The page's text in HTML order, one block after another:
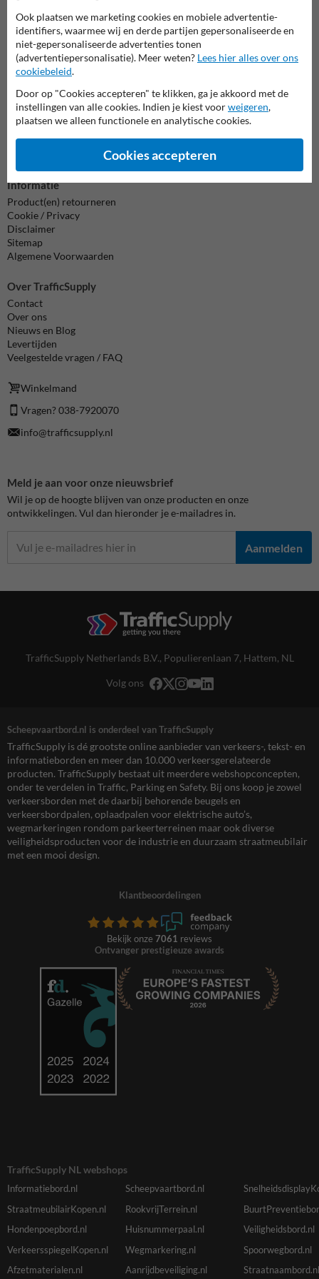
038-7920070 bereikbaar tot 17.00
Chat met ons
info@trafficsupply.nl
Informatie
Product(en) retourneren
Cookie / Privacy
Disclaimer
Sitemap
Algemene Voorwaarden
Over TrafficSupply
Contact
Over ons
Nieuws en Blog
Levertijden
Veelgestelde vragen / FAQ
Winkelmand
Vragen? 038-7920070
info@trafficsupply.nl
Meld je aan voor onze nieuwsbrief
Wil je op de hoogte blijven van onze producten en onze
ontwikkelingen. Vul dan hieronder je e-mailadres in.
Aanmelden
TrafficSupply Netherlands B.V., Populierenlaan 7, Hattem, NL
Volg ons
Scheepvaartbord.nl is onderdeel van TrafficSupply
TrafficSupply is dé grootste online aanbieder van verkeers-, tekst- en
informatieborden en meer dan 10.000 verkeersgerelateerde
producten. TrafficSupply bestaat uit meerdere webshopconcepten,
onder te verdelen in Traffic, Parking en Safety. Bij ons koop je zowel
verkeersborden met de daarbij behorende beugels en
verkeersbordpalen, oplaadpalen voor elektrische auto’s,
wegmarkeringen rondom parkeerterreinen maar ook diverse
veiligheidsproducten voor de industrie en duurzaam straatmeubilair
met een mooi design.
Klantbeoordelingen
Bekijk onze 7061 reviews
Ontvanger prestigieuze awards
TrafficSupply NL webshops
Informatiebord.nl Scheepvaartbord.nl
StraatmeubilairKopen.nl
RookvrijTerrein.nl
Hondenpoepbord.nl
Huisnummerpaal.nl
Veiligheidsbord.nl
VerkeersspiegelKopen.nl
Wegmarkering.nl
Spoorwegbord.nl
Afzetmaterialen.nl
Aanrijdbeveiliging.nl Straatnaambord.nl
Ook plaatsen we marketing cookies en mobiele advertentie-
identifiers, waarmee wij en derde partijen gepersonaliseerde en
niet-gepersonaliseerde advertenties tonen
(advertentiepersonalisatie). Meer weten? Lees hier alles over ons
cookiebeleid.
Door op "Cookies accepteren" te klikken, ga je akkoord met de
instellingen van alle cookies. Indien je kiest voorweigeren,
plaatsen we alleen functionele en analytische cookies.
Cookies accepteren